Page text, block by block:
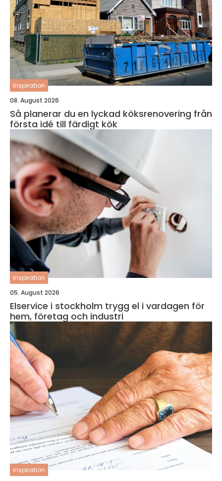
inspiration
08. August 2026
Så planerar du en lyckad köksrenovering från
första idé till färdigt kök
inspiration
05. August 2026
Elservice i stockholm trygg el i vardagen för
hem, företag och industri
inspiration